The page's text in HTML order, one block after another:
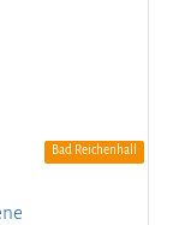
Bad Reichenhall